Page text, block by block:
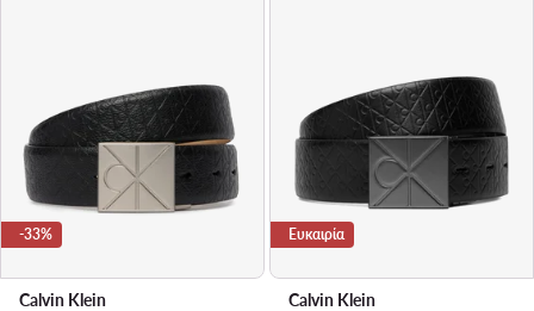
-33%
Calvin Klein
Ευκαιρία
Calvin Klein